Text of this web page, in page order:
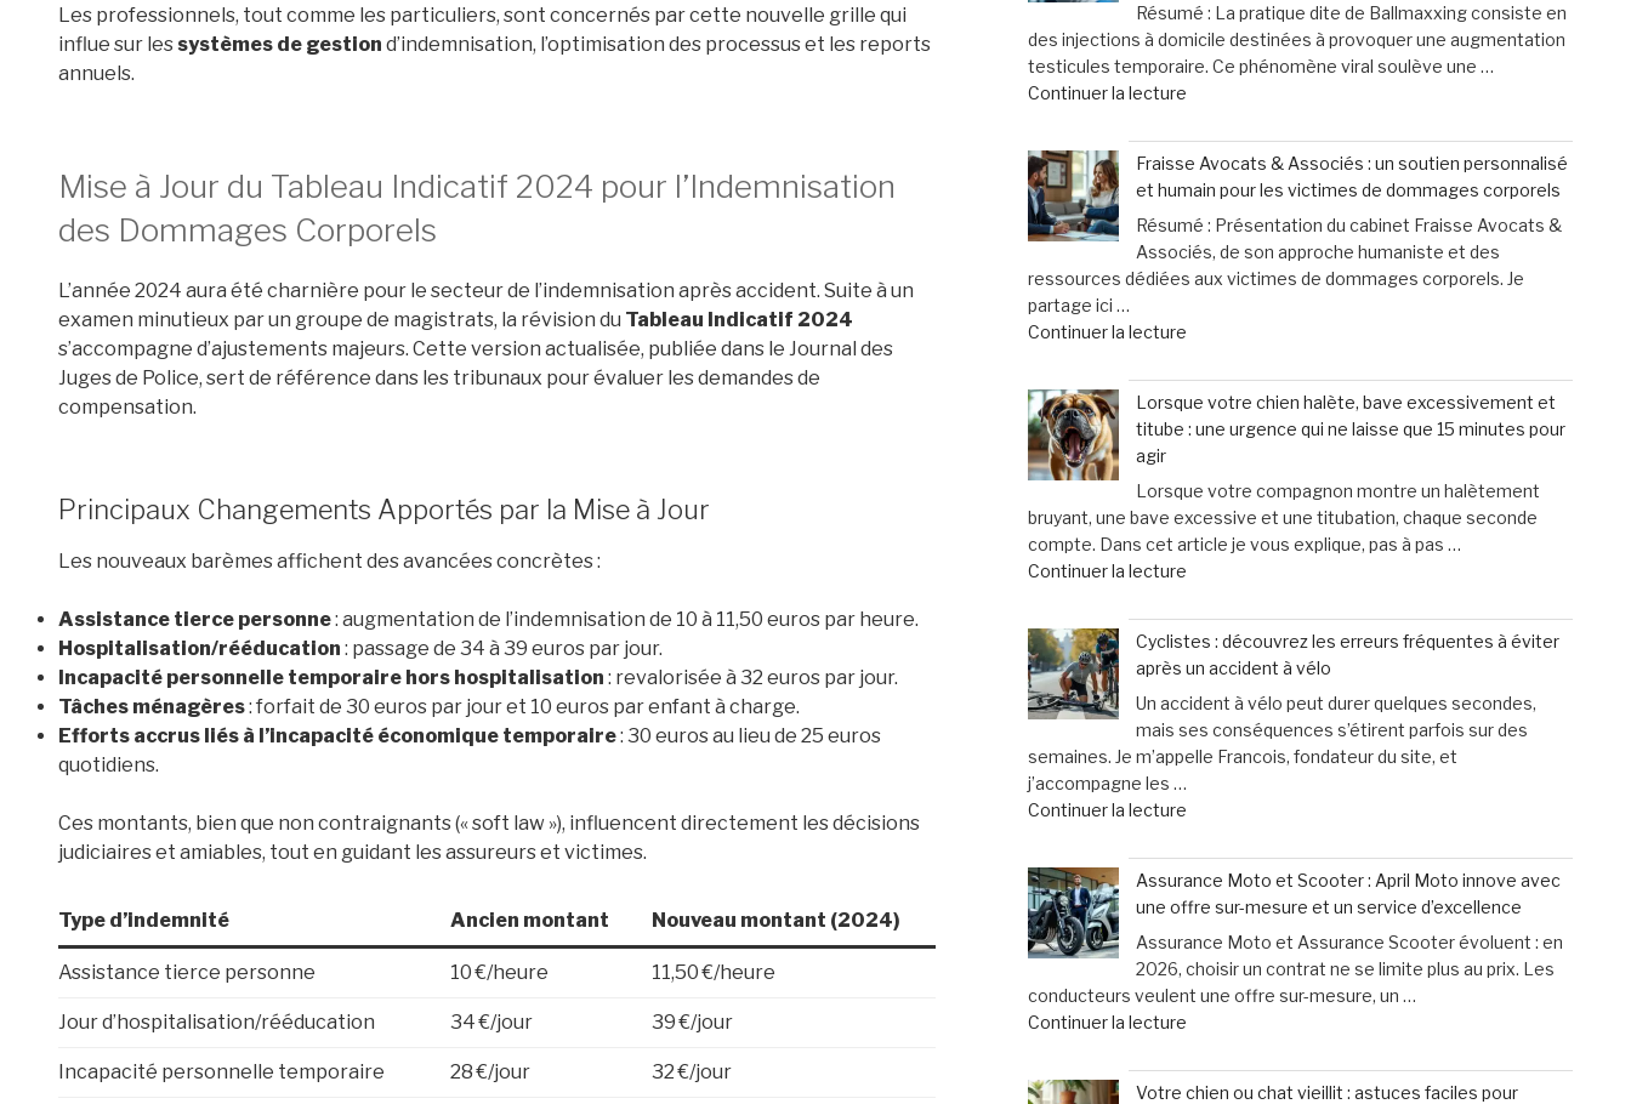
Les professionnels, tout comme les particuliers, sont concernés par cette nouvelle grille qui
influe sur lessystèmes de gestion d’indemnisation, l’optimisation des processus et les reports
annuels.
Mise à Jour du Tableau Indicatif 2024 pour l’Indemnisation
des Dommages Corporels
L’année 2024 aura été charnière pour le secteur de l’indemnisation après accident. Suite à un
examen minutieux par un groupe de magistrats, la révision du Tableau Indicatif 2024
s’accompagne d’ajustements majeurs. Cette version actualisée, publiée dans le Journal des
Juges de Police, sert de référence dans les tribunaux pour évaluer les demandes de
compensation.
Principaux Changements Apportés par la Mise à Jour
Les nouveaux barèmes affichent des avancées concrètes :
Assistance tierce personne: augmentation de l’indemnisation de 10 à 11,50 euros par heure.
Hospitalisation/rééducation : passage de 34 à 39 euros par jour.
Incapacité personnelle temporaire hors hospitalisation : revalorisée à 32 euros par jour.
Tâches ménagères: forfait de 30 euros par jour et 10 euros par enfant à charge.
Efforts accrus liés à l’incapacité économique temporaire: 30 euros au lieu de 25 euros
quotidiens.
Ces montants, bien que non contraignants (« soft law »), influencent directement les décisions
judiciaires et amiables, tout en guidant les assureurs et victimes.
Type d’indemnité Ancien montant Nouveau montant (2024)
Assistance tierce personne 10 €/heure 11,50 €/heure
Jour d’hospitalisation/rééducation 34 €/jour 39 €/jour
Incapacité personnelle temporaire 28 €/jour 32 €/jour
Résumé : La pratique dite de Ballmaxxing consiste en
des injections à domicile destinées à provoquer une augmentation
testicules temporaire. Ce phénomène viral soulève une …
Continuer la lecturede
:
cette
pratique
controversée
d’injection
pour
la
des
testicules
suscite
inquiétudes
médicales »
Fraisse Avocats & Associés : un soutien personnalisé
et humain pour les victimes de dommages corporels
Résumé : Présentation du cabinet Fraisse Avocats &
Associés, de son approche humaniste et des
ressources dédiées aux victimes de dommages corporels. Je
partage ici …
Continuer la lecturede
Avocats
&
Associés
un
soutien
personnalisé
et
pour
les
victimes
de
dommages
corporels »
Lorsque votre chien halète, bave excessivement et
titube : une urgence qui ne laisse que 15 minutes pour
agir
Lorsque votre compagnon montre un halètement
bruyant, une bave excessive et une titubation, chaque seconde
compte. Dans cet article je vous explique, pas à pas …
Continuer la lecturede
votre
chien
halète,
bave
excessivement
et
titube
:
urgence
qui
ne
laisse
que
15
minutes
agir »
Cyclistes : découvrez les erreurs fréquentes à éviter
après un accident à vélo
Un accident à vélo peut durer quelques secondes,
mais ses conséquences s’étirent parfois sur des
semaines. Je m’appelle Francois, fondateur du site, et
j’accompagne les …
Continuer la lecturede
:
découvrez
les
erreurs
fréquentes
à
éviter
un
Assurance Moto et Scooter : April Moto innove avec
une offre sur-mesure et un service d’excellence
Assurance Moto et Assurance Scooter évoluent : en
2026, choisir un contrat ne se limite plus au prix. Les
conducteurs veulent une offre sur-mesure, un …
Continuer la lecturede
Moto
Votre chien ou chat vieillit : astuces faciles pour